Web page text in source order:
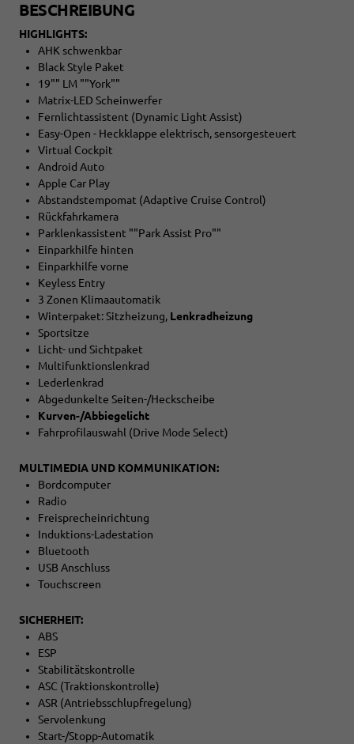
BESCHREIBUNG
HIGHLIGHTS:
AHK schwenkbar
Black Style Paket
19"" LM ""York""
Matrix-LED Scheinwerfer
Fernlichtassistent (Dynamic Light Assist)
Easy-Open - Heckklappe elektrisch, sensorgesteuert
Virtual Cockpit
Android Auto
Apple Car Play
Abstandstempomat (Adaptive Cruise Control)
Rückfahrkamera
Parklenkassistent ""Park Assist Pro""
Einparkhilfe hinten
Einparkhilfe vorne
Keyless Entry
3 Zonen Klimaautomatik
Winterpaket: Sitzheizung, Lenkradheizung
Sportsitze
Licht- und Sichtpaket
Multifunktionslenkrad
Lederlenkrad
Abgedunkelte Seiten-/Heckscheibe
Kurven-/Abbiegelicht
Fahrprofilauswahl (Drive Mode Select)
MULTIMEDIA UND KOMMUNIKATION:
Bordcomputer
Radio
Freisprecheinrichtung
Induktions-Ladestation
Bluetooth
USB Anschluss
Touchscreen
SICHERHEIT:
ABS
ESP
Stabilitätskontrolle
ASC (Traktionskontrolle)
ASR (Antriebsschlupfregelung)
Servolenkung
Start-/Stopp-Automatik